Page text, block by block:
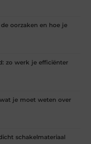
oorzaken en hoe je
zo werk je efficiënter
je moet weten over
schakelmateriaal